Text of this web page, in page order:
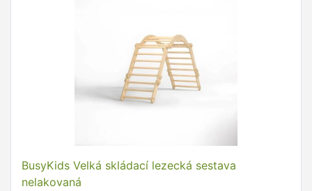
BusyKids Velká skládací lezecká sestava
nelakovaná